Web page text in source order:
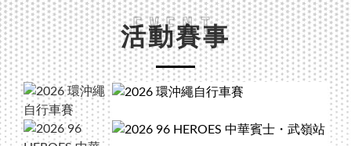
活動賽事
Event